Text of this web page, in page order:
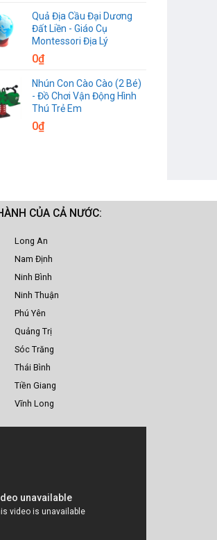
Quả Địa Cầu Đại Dương
Đất Liền - Giáo Cụ
Montessori Địa Lý
0₫
Nhún Con Cào Cào (2 Bé)
- Đồ Chơi Vận Động Hình
Thú Trẻ Em
0₫
CỦA CẢ NƯỚC:
Long An
Nam Định
Ninh Bình
Ninh Thuận
Phú Yên
Quảng Trị
Sóc Trăng
Thái Bình
Tiền Giang
Vĩnh Long